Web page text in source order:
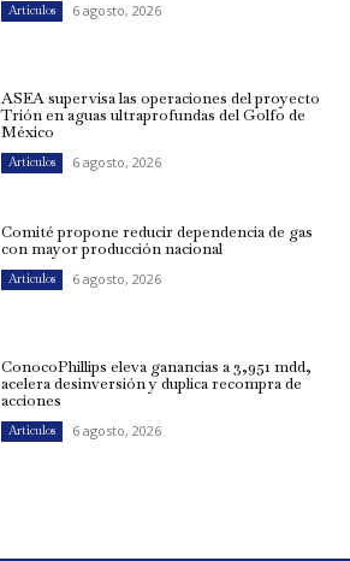
Artículos 6 agosto, 2026
ASEA supervisa las operaciones del proyecto
Trión en aguas ultraprofundas del Golfo de
México
Artículos 6 agosto, 2026
Comité propone reducir dependencia de gas
con mayor producción nacional
Artículos 6 agosto, 2026
ConocoPhillips eleva ganancias a 3,951 mdd,
acelera desinversión y duplica recompra de
acciones
Artículos 6 agosto, 2026